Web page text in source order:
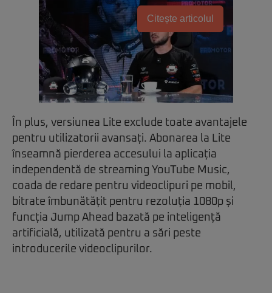
Citește articolul
În plus, versiunea Lite exclude toate avantajele
pentru utilizatorii avansați. Abonarea la Lite
înseamnă pierderea accesului la aplicația
independentă de streaming YouTube Music,
coada de redare pentru videoclipuri pe mobil,
bitrate îmbunătățit pentru rezoluția 1080p și
funcția Jump Ahead bazată pe inteligență
artificială, utilizată pentru a sări peste
introducerile videoclipurilor.